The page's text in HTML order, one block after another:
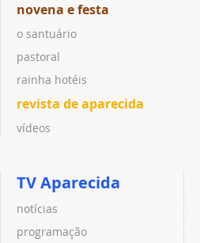
novena e festa
o santuário
pastoral
rainha hotéis
revista de aparecida
vídeos
TV Aparecida
notícias
programação